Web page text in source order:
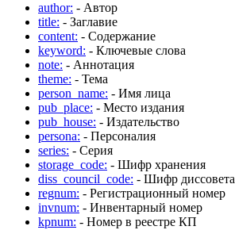
author: - Автор
title: - Заглавие
content: - Содержание
keyword: - Ключевые слова
note: - Аннотация
theme: - Тема
person_name: - Имя лица
pub_place: - Место издания
pub_house: - Издательство
persona: - Персоналия
series: - Серия
storage_code: - Шифр хранения
diss_council_code: - Шифр диссовета
regnum: - Регистрационный номер
invnum: - Инвентарный номер
kpnum: - Номер в реестре КП